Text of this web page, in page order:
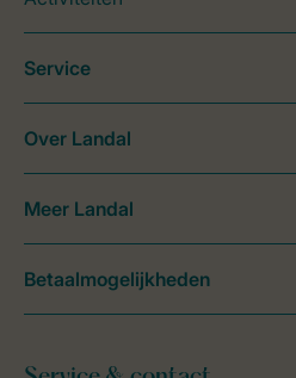
Service
Over Landal
Meer Landal
Betaalmogelijkheden